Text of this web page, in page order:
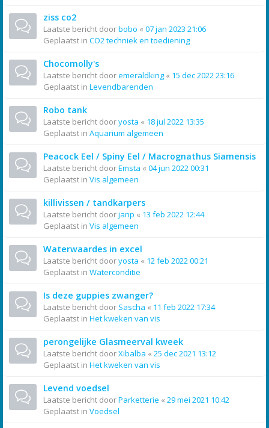
ziss co2
Laatste bericht doorbobo « 07 jan 2023 21:06
Geplaatst in CO2 techniek en toediening
Chocomolly's
Laatste bericht dooremeraldking « 15 dec 2022 23:16
Geplaatst in Levendbarenden
Robo tank
Laatste bericht dooryosta « 18 jul 2022 13:35
Geplaatst in Aquarium algemeen
Peacock Eel / Spiny Eel / Macrognathus Siamensis
Laatste bericht doorEmsta « 04 jun 2022 00:31
Geplaatst in Vis algemeen
killivissen / tandkarpers
Laatste bericht doorjanp « 13 feb 2022 12:44
Geplaatst in Vis algemeen
Waterwaardes in excel
Laatste bericht dooryosta « 12 feb 2022 00:21
Geplaatst in Waterconditie
Is deze guppies zwanger?
Laatste bericht door Sascha « 11 feb 2022 17:34
Geplaatst in Het kweken van vis
perongelijke Glasmeerval kweek
Laatste bericht doorXibalba « 25 dec 2021 13:12
Geplaatst in Het kweken van vis
Levend voedsel
Laatste bericht doorParketterie « 29 mei 2021 10:42
Geplaatst in Voedsel